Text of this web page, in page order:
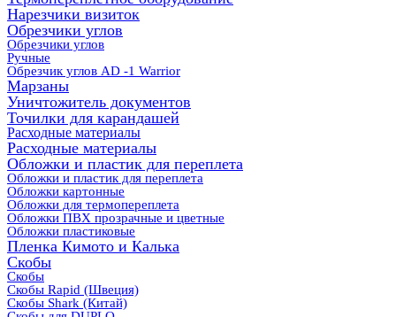
Нарезчики визиток
Обрезчики углов
Обрезчики углов
Ручные
Обрезчик углов AD -1 Warrior
Марзаны
Уничтожитель документов
Точилки для карандашей
Расходные материалы
Расходные материалы
Обложки и пластик для переплета
Обложки и пластик для переплета
Обложки картонные
Обложки для термопереплета
Обложки ПВХ прозрачные и цветные
Обложки пластиковые
Пленка Кимото и Калька
Скобы
Скобы
Скобы Rapid (Швеция)
Скобы Shark (Китай)